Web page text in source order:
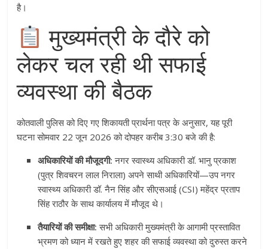
है।
मुख्यमंत्री के दौरे को
लेकर चल रही थी सफाई
व्यवस्था की बैठक
कोतवाली पुलिस को दिए गए शिकायती प्रार्थना पत्र के अनुसार, यह पूरी
घटना सोमवार 22 जून 2026 को दोपहर करीब 3:30 बजे की है:
अधिकारियों की मौजूदगी: नगर स्वास्थ्य अधिकारी डॉ. भानु प्रकाश
(पुत्र शिवचरन लाल निराला) अपने साथी अधिकारियों—उप नगर
स्वास्थ्य अधिकारी डॉ. नैन सिंह और सीएसआई (CSI) महेंद्र प्रताप
सिंह राठौर के साथ कार्यालय में मौजूद थे।
तैयारियों की समीक्षा: सभी अधिकारी मुख्यमंत्री के आगामी प्रस्तावित
भ्रमण को ध्यान में रखते हुए शहर की सफाई व्यवस्था को दुरुस्त करने